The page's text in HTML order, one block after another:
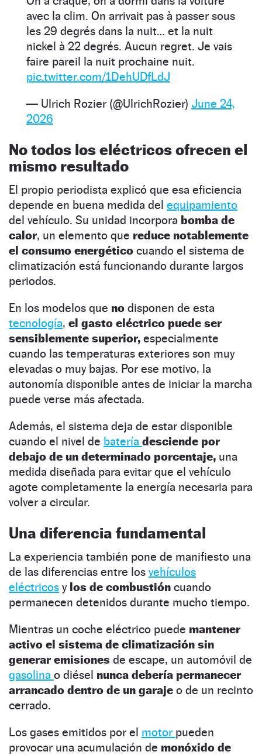
avec la clim. On arrivait pas à passer sous
les 29 degrés dans la nuit… et la nuit
nickel à 22 degrés. Aucun regret. Je vais
faire pareil la nuit prochaine nuit.
pic.twitter.com/1DehUDfLdJ
— Ulrich Rozier (@UlrichRozier) June 24,
2026
No todos los eléctricos ofrecen el
mismo resultado
El propio periodista explicó que esa eficiencia
depende en buena medida del equipamiento
del vehículo. Su unidad incorpora bomba de
calor, un elemento que reduce notablemente
el consumo energético cuando el sistema de
climatización está funcionando durante largos
periodos.
En los modelos que no disponen de esta
tecnología, el gasto eléctrico puede ser
sensiblemente superior, especialmente
cuando las temperaturas exteriores son muy
elevadas o muy bajas. Por ese motivo, la
autonomía disponible antes de iniciar la marcha
puede verse más afectada.
Además, el sistema deja de estar disponible
cuando el nivel de batería desciende por
debajo de un determinado porcentaje, una
medida diseñada para evitar que el vehículo
agote completamente la energía necesaria para
volver a circular.
Una diferencia fundamental
La experiencia también pone de manifiesto una
de las diferencias entre los vehículos
eléctricos y los de combustión cuando
permanecen detenidos durante mucho tiempo.
Mientras un coche eléctrico puede mantener
activo el sistema de climatización sin
generar emisiones de escape, un automóvil de
gasolina o diésel nunca debería permanecer
arrancado dentro de un garaje o de un recinto
cerrado.
Los gases emitidos por el motor pueden
provocar una acumulación de monóxido de